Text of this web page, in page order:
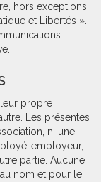
hors exceptions
et Libertés ».
leur propre
Les présentes
ni une
employeur,
partie. Aucune
nom et pour le